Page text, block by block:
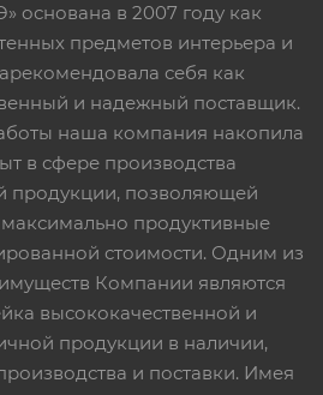
основана в 2007 году как
предметов интерьера и
себя как
и надежный поставщик.
наша компания накопила
в сфере производства
продукции, позволяющей
продуктивные
стоимости. Одним из
Компании являются
высококачественной и
продукции в наличии,
и поставки. Имея